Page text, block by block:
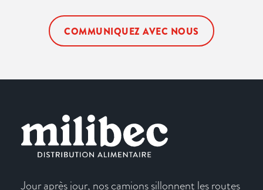
COMMUNIQUEZ AVEC NOUS
Jour après jour, nos camions sillonnent les routes